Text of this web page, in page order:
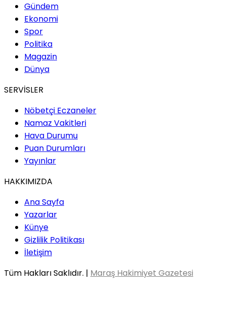
Gündem
Ekonomi
Spor
Politika
Magazin
Dünya
SERVİSLER
Nöbetçi Eczaneler
Namaz Vakitleri
Hava Durumu
Puan Durumları
Yayınlar
HAKKIMIZDA
Ana Sayfa
Yazarlar
Künye
Gizlilik Politikası
İletişim
Tüm Hakları Saklıdır. | Maraş Hakimiyet Gazetesi